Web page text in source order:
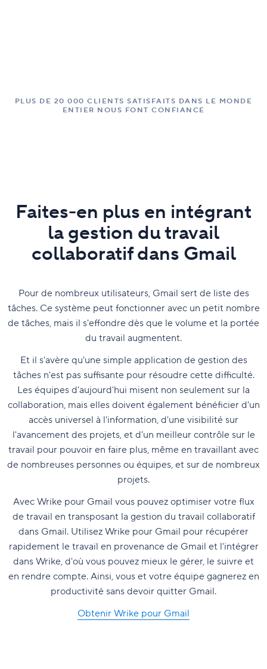
PLUS DE 20 000 CLIENTS SATISFAITS DANS LE MONDE
ENTIER NOUS FONT CONFIANCE
Faites-en plus en intégrant
la gestion du travail
collaboratif dans Gmail
Pour de nombreux utilisateurs, Gmail sert de liste des
tâches. Ce système peut fonctionner avec un petit nombre
de tâches, mais il s'effondre dès que le volume et la portée
du travail augmentent.
Et il s'avère qu'une simple application de gestion des
tâches n'est pas suffisante pour résoudre cette difficulté.
Les équipes d'aujourd'hui misent non seulement sur la
collaboration, mais elles doivent également bénéficier d'un
accès universel à l'information, d'une visibilité sur
l'avancement des projets, et d'un meilleur contrôle sur le
travail pour pouvoir en faire plus, même en travaillant avec
de nombreuses personnes ou équipes, et sur de nombreux
projets.
Avec Wrike pour Gmail vous pouvez optimiser votre flux
de travail en transposant la gestion du travail collaboratif
dans Gmail. Utilisez Wrike pour Gmail pour récupérer
rapidement le travail en provenance de Gmail et l'intégrer
dans Wrike, d'où vous pouvez mieux le gérer, le suivre et
en rendre compte. Ainsi, vous et votre équipe gagnerez en
productivité sans devoir quitter Gmail.
Obtenir Wrike pour Gmail